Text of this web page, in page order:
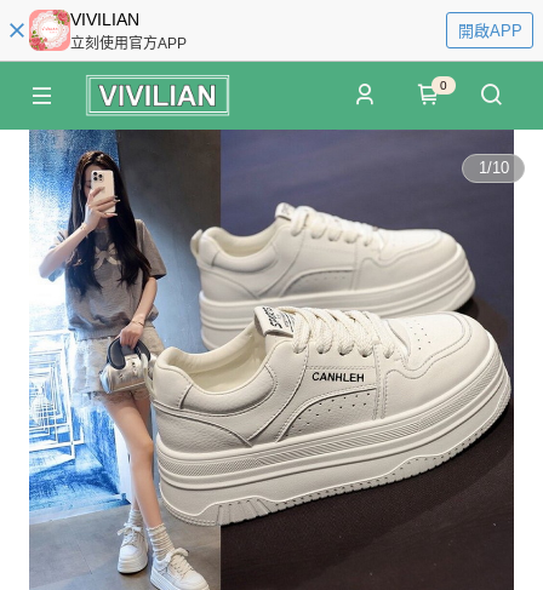
VIVILIAN
立刻使用官方APP
開啟APP
0
1/10